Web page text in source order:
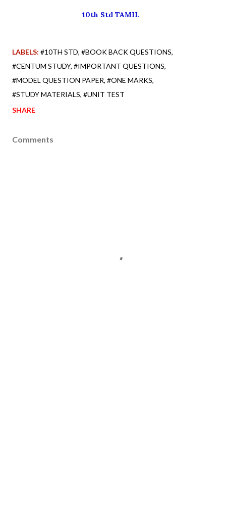
10th Std TAMIL
LABELS: #10TH STD #BOOK BACK QUESTIONS
#CENTUM STUDY #IMPORTANT QUESTIONS
#MODEL QUESTION PAPER #ONE MARKS
#STUDY MATERIALS #UNIT TEST
SHARE
Comments